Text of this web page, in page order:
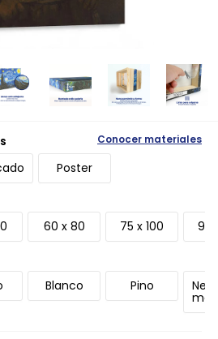
Conocer materiales
Poster
60 x 80 75 x 100
90
Blanco Pino